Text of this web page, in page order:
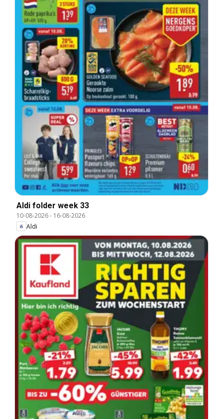
Aldi folder week 33
10-08-2026- 16-08-2026
Aldi